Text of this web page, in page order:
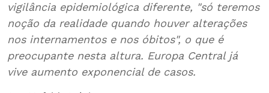
vigilância epidemiológica diferente, "só teremos
noção da realidade quando houver alterações
nos internamentos e nos óbitos", o que é
preocupante nesta altura. Europa Central já
vive aumento exponencial de casos.